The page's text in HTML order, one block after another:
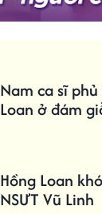
Nam ca sĩ
Loan ở đám
Hồng Loan
NSƯT Vũ Linh